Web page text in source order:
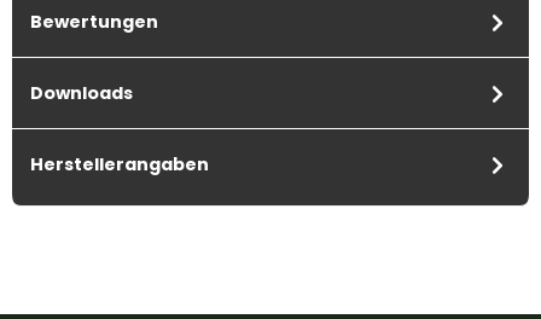
Bewertungen
Downloads
Herstellerangaben